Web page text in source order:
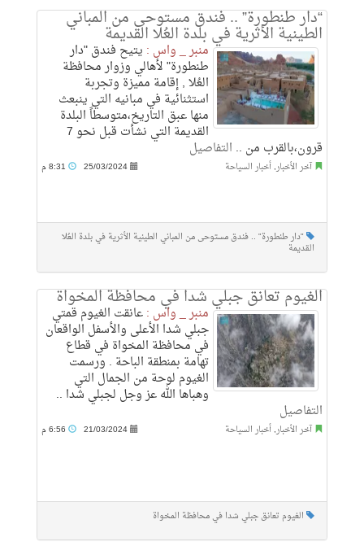
“دار طنطورة” .. فندق مستوحى من المباني
الطينية الأثرية في بلدة العُلا القديمة
منبر _ واس : يتيح فندق "دار
طنطورة" لأهالي وزوار محافظة
العُلا , إقامة مميزة وتجربة
استثنائية في مبانيه التي ينبعث
منها عبق التاريخ،متوسطاً البلدة
القديمة التي نشأت قبل نحو 7
قرون،بالقرب من .. التفاصيل
آخر الأخبار, أخبار السياحة 25/03/2024
"دار طنطورة" .. فندق مستوحى من المباني الطينية الأثرية في بلدة العُلا
القديمة
الغيوم تعانق جبلي شدا في محافظة المخواة
منبر _ واس :عانقت الغيوم قمتي
جبلي شدا الأعلى والأسفل الواقعان
في محافظة المخواة في قطاع
تهامة بمنطقة الباحة . ورسمت
الغيوم لوحة من الجمال التي
وهباها الله عز وجل لجبلي شدا ..
التفاصيل
آخر الأخبار, أخبار السياحة 21/03/2024
الغيوم تعانق جبلي شدا في محافظة المخواة